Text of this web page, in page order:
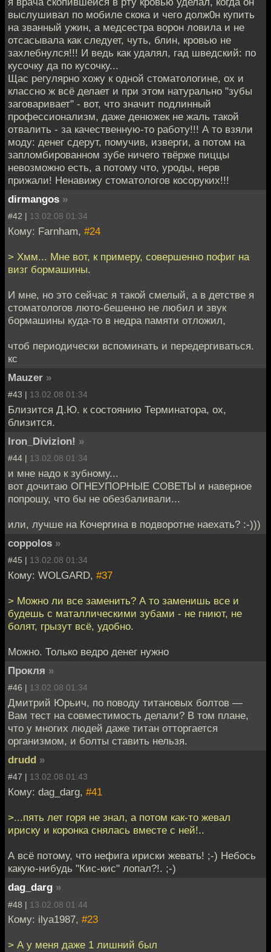
выслушивал по мобиле скока и чего долж0н купить
на званный ужин, а медсестра ворон ловила и не
отсасывала как следует, чуть, блин, кровью не
захлебнулся!!! И ведь как удалял, гад шведский: по
кусочку да по кусочку...
Щас регулярно хожу к одной стоматологине, ох и
классно ж всё делает и при этом натурально "зубы
заговаривает" - вот, что значит подлинный
профессионализм, даже денюжек не жаль такой
отвалить - за качественную-то работу!!! А то взяли
моду: денег сдерут, помучив, изверги, а потом на
запломбированном зубе ничего твёрже пиццы
невозможно есть, а потому что, уроды, нерв
прижали! Ненавижу стоматологов косоруких!!!
dirmangos »
#42 | 13.02.08 01:34
Кому: Farnham, #24
> Хмм... Мне вот, к примеру, совершенно пофиг на
визг бормашины.
И мне, но это сейчас я такой смелый, а в детстве я
стоматологов люто-бешенно не любил и звук
бормашины куда-то в недра памяти отложил,
чтоб периодически вспоминать и передергиваться.
кс
Mauzer »
#43 | 13.02.08 01:34
Близится Д.Ю. к состоянию Терминатора, ох,
близится.
Iron_Divizion! »
#44 | 13.02.08 01:34
и мне надо к зубному...
вот дочитаю ОГНЕУПОРНЫЕ СОВЕТЫ и наверное
попрошу, что бы не обезбаливали...
или, лучше на Кочергина в подворотне наехать? :-)))
coppolos »
#45 | 13.02.08 01:34
Кому: WOLGARD, #37
> Можно ли все заменить? А то заменишь все и
будешь с маталлическими зубами - не гниют, не
болят, грызут всё, удобно.
Можно. Только ведро денег нужно
Прокля »
#46 | 13.02.08 01:34
Дмитрий Юрьич, по поводу титановых болтов —
Вам тест на совместимость делали? В том плане,
что у многих людей даже титан отторгается
организмом, и болты ставить нельзя.
drudd »
#47 | 13.02.08 01:43
Кому: dag_darg, #41
>...пять лет горя не знал, а потом как-то жевал
ириску и коронка снялась вместе с ней!..
А всё потому, что нефига ириски жевать! ;-) Небось
какую-нибудь "Кис-кис" лопал?!. ;-)
dag_darg »
#48 | 13.02.08 01:44
Кому: ilya1987, #23
> А у меня даже 1 лишний был